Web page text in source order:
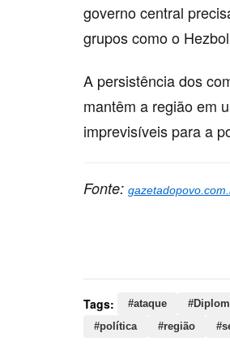
governo central
grupos como o
A persistência dos
mantêm a região em
imprevisíveis para a
Fonte:
Tags: #ataque
#política
#região